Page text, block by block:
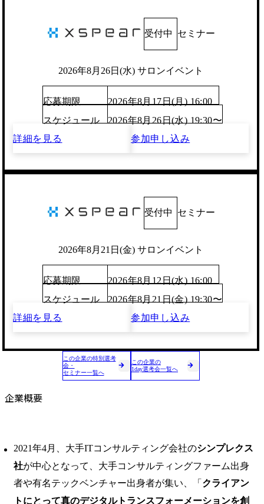
受付中 セミナー
2026年8月26日(水) サロンイベント
応募期限
2026年8月17日(月) 16:00
スケジュール
2026年8月26日(水) 19:30〜
詳細を見る
参加申し込み
受付中 セミナー
2026年8月21日(金) サロンイベント
応募期限
2026年8月12日(水) 16:00
スケジュール
2026年8月21日(金) 19:30〜
詳細を見る
参加申し込み
この企業の特別選考
会・
セミナー一覧へ
この企業の
1day選考会一覧へ
企業概要
2021年4月、大手ITコンサルティング会社のシンプレクス
社が中心となって、大手コンサルティングファーム出身
者や有名テックベンチャー出身者が集い、「 クライアン
トにとって真のデジタルトランスフォーメーションを創